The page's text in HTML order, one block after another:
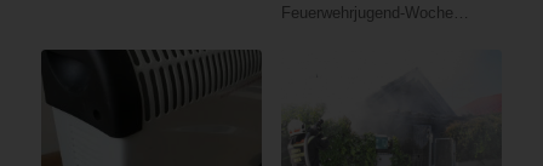
Feuerwehrjugend-Woche…